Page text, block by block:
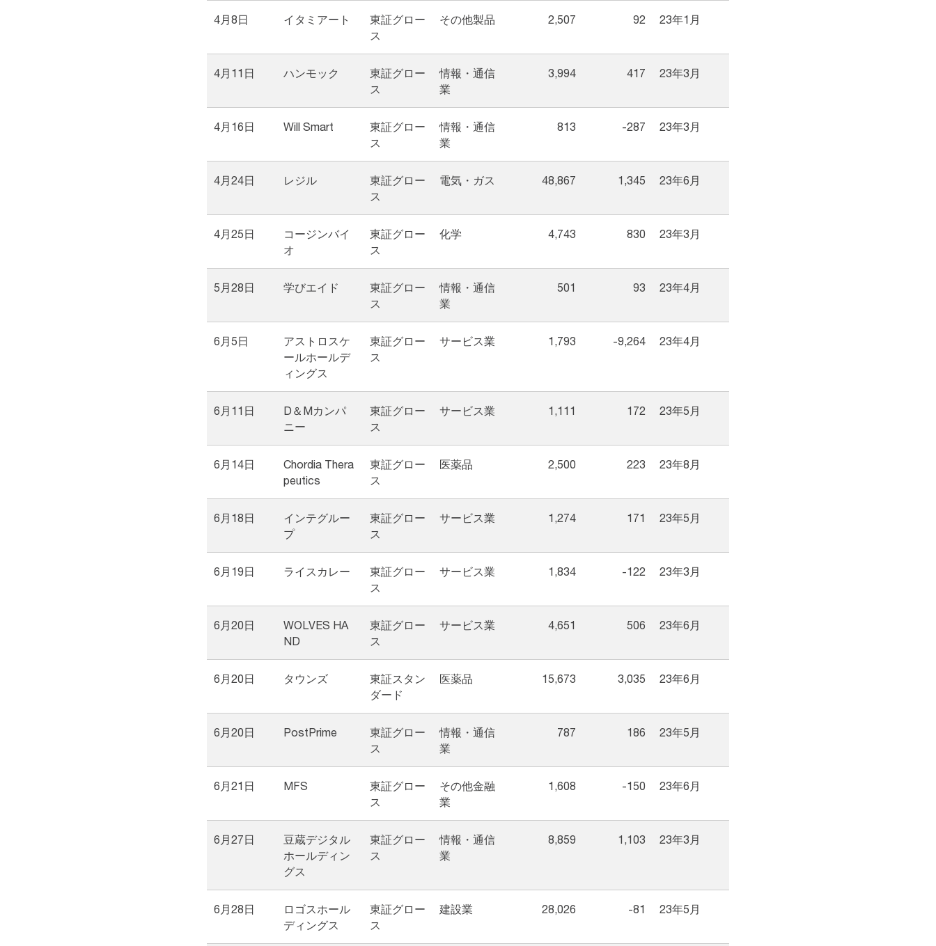
4月8日 イタミアート
東証グロー
ス
その他製品 2,507 92 23年1月
4月11日 ハンモック
東証グロー
ス
情報・通信
業
3,994 417 23年3月
4月16日 Will Smart
東証グロー
ス
情報・通信
業
813 -287 23年3月
4月24日 レジル
東証グロー
ス
電気・ガス 48,867 1,345 23年6月
4月25日
コージンバイ
オ
東証グロー
ス
化学 4,743 830 23年3月
5月28日 学びエイド
東証グロー
ス
情報・通信
業
501 93 23年4月
6月5日
アストロスケ
ールホールデ
ィングス
東証グロー
ス
サービス業 1,793 -9,264 23年4月
6月11日
D＆Mカンパ
ニー
東証グロー
ス
サービス業 1,111 172 23年5月
6月14日
Chordia Thera
peutics
東証グロー
ス
医薬品 2,500 223 23年8月
6月18日
インテグルー
プ
東証グロー
ス
サービス業 1,274 171 23年5月
6月19日 ライスカレー
東証グロー
ス
サービス業 1,834 -122 23年3月
6月20日
WOLVES HA
ND
東証グロー
ス
サービス業 4,651 506 23年6月
6月20日 タウンズ
東証スタン
ダード
医薬品 15,673 3,035 23年6月
6月20日 PostPrime
東証グロー
ス
情報・通信
業
787 186 23年5月
6月21日 MFS
東証グロー
ス
その他金融
業
1,608 -150 23年6月
6月27日
豆蔵デジタル
ホールディン
グス
東証グロー
ス
情報・通信
業
8,859 1,103 23年3月
6月28日
ロゴスホール
ディングス
東証グロー
ス
建設業 28,026 -81 23年5月